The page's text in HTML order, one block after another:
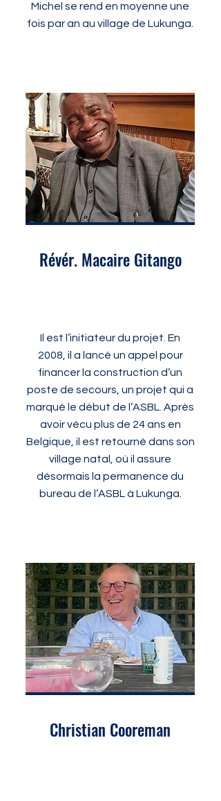
Michel se rend en moyenne une
fois par an au village de Lukunga.
Révér. Macaire Gitango
Il est l’initiateur du projet. En
2008, il a lancé un appel pour
financer la construction d’un
poste de secours, un projet qui a
marqué le début de l’ASBL. Après
avoir vécu plus de 24 ans en
Belgique, il est retourné dans son
village natal, où il assure
désormais la permanence du
bureau de l’ASBL à Lukunga.
Christian Cooreman